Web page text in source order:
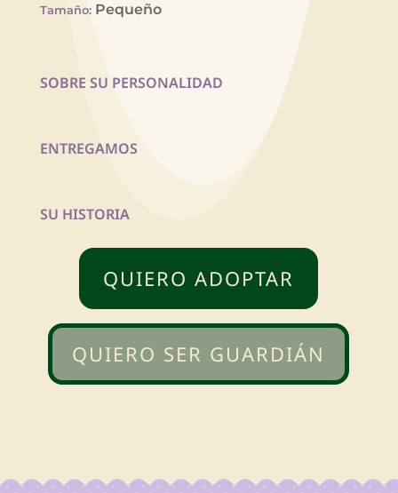
Tamaño: Pequeño
SOBRE SU PERSONALIDAD
ENTREGAMOS
SU HISTORIA
QUIERO ADOPTAR
QUIERO SER GUARDIÁN